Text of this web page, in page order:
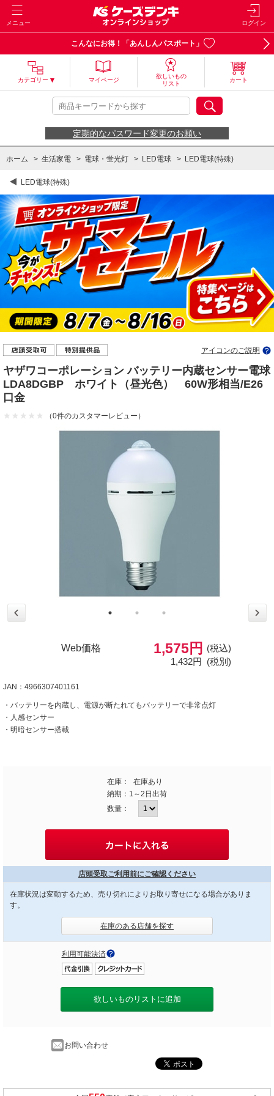
メニュー ログイン
こんなにお得！「あんしんパスポート」
カテゴリー マイページ
欲しいもの
リスト
カート
定期的なパスワード変更のお願い
ホーム > 生活家電 > 電球・蛍光灯 > LED電球 > LED電球(特殊)
LED電球(特殊)
アイコンのご説明
ヤザワコーポレーション バッテリー内蔵センサー電球
LDA8DGBP ホワイト（昼光色） 60W形相当/E26
口金
（0件のカスタマーレビュー）
Web価格 1,575円
(税込)
1,432円 (税別)
JAN：4966307401161
・バッテリーを内蔵し、電源が断たれてもバッテリーで非常点灯
・人感センサー
・明暗センサー搭載
在庫：
在庫あり
納期： 1～2日出荷
数量：
店頭受取ご利用前にご確認ください
在庫状況は変動するため、売り切れによりお取り寄せになる場合がありま
す。
在庫のある店舗を探す
利用可能決済
欲しいものリストに追加
お問い合わせ